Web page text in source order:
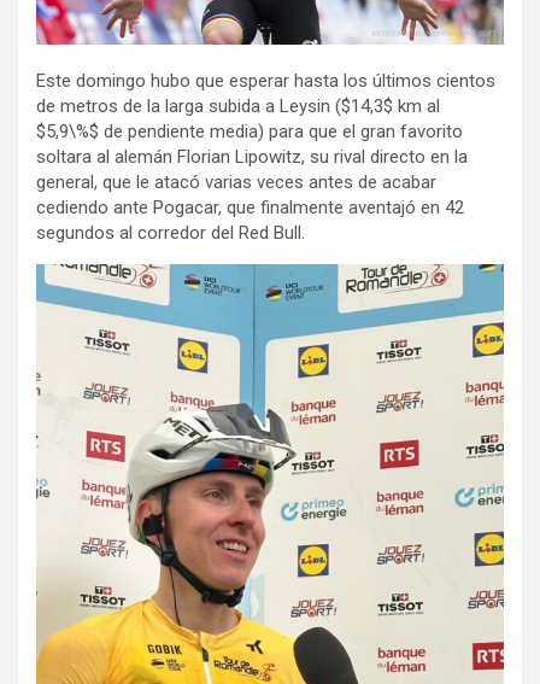
Este domingo hubo que esperar hasta los últimos cientos
de metros de la larga subida a Leysin ($14,3$ km al
$5,9\%$ de pendiente media) para que el gran favorito
soltara al alemán Florian Lipowitz, su rival directo en la
general, que le atacó varias veces antes de acabar
cediendo ante Pogacar, que finalmente aventajó en 42
segundos al corredor del Red Bull.